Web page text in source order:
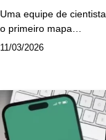
Uma equipe de
o primeiro mapa…
11/03/2026